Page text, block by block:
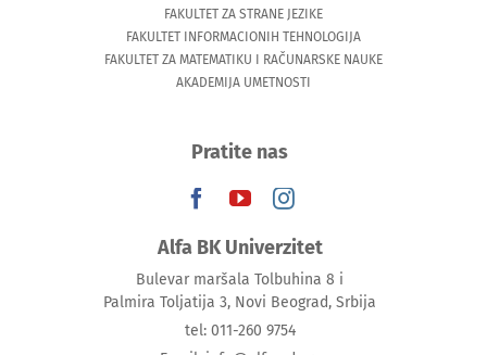
FAKULTET ZA STRANE JEZIKE
FAKULTET INFORMACIONIH TEHNOLOGIJA
FAKULTET ZA MATEMATIKU I RAČUNARSKE NAUKE
AKADEMIJA UMETNOSTI
Pratite nas
Alfa BK Univerzitet
Bulevar maršala Tolbuhina 8 i
Palmira Toljatija 3, Novi Beograd, Srbija
tel: 011-260 9754